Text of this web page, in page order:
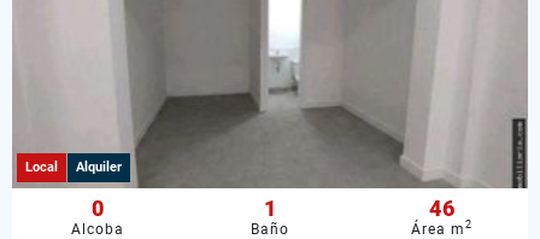
Local Alquiler
0
Alcoba
1
Baño
46
Área m2